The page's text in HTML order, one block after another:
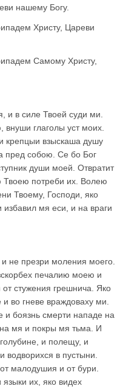
нашему Богу.
Христу, Цареви
Самому Христу,
и в силе Твоей суди ми.
глаголы уст моих.
крепцыи взыскаша душу
пред собою. Се бо Бог
души моей. Отвратит
Твоею потреби их. Волею
Твоему, Господи, яко
избавил мя еси, и на враги
не презри моления моего.
печалию моею и
стужения грешнича. Яко
во гневе враждоваху ми.
боязнь смерти нападе на
мя и покры мя тьма. И
и полещу, и
водворихся в пустыни.
малодушия и от бури.
их, яко видех